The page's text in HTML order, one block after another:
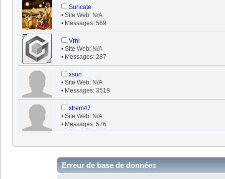
Suricate
• Site Web: N/A
• Messages: 569
Vrni
• Site Web: N/A
• Messages: 287
xsun
• Site Web: N/A
• Messages: 3518
xtrem47
• Site Web: N/A
• Messages: 576
Erreur de base de données